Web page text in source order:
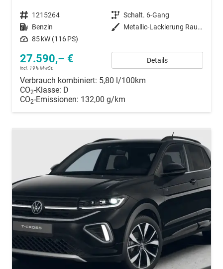
Fahrzeugnummer 1215264 Getriebe Schalt. 6-Gang
Kraftstoff Benzin Außenfarbe
Metallic-Lackierung Rauch-Grau
Leistung 85 kW (116 PS)
27.590,– €
incl. 19% MwSt.
Details
Verbrauch kombiniert: 5,80 l/100km
CO2-Klasse: D
CO2-Emissionen: 132,00 g/km